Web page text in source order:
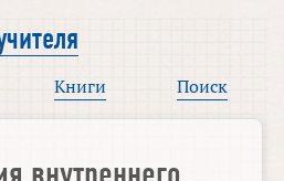
Книги Поиск